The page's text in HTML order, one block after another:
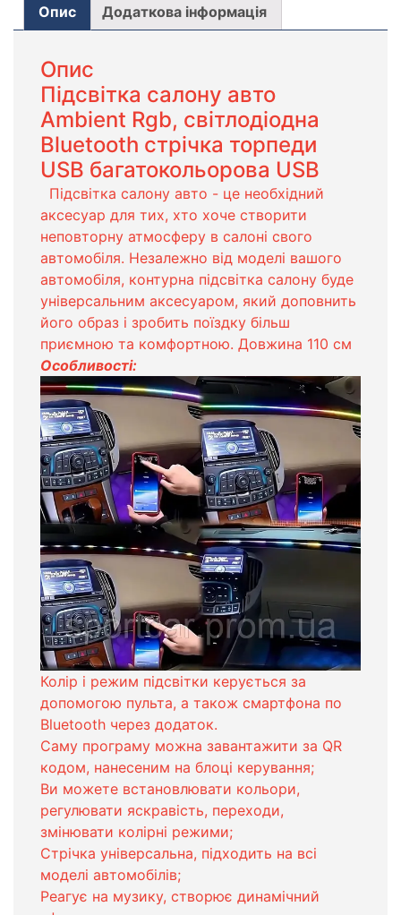
Опис Додаткова інформація
Опис
Підсвітка салону авто
Ambient Rgb, світлодіодна
Bluetooth стрічка торпеди
USB багатокольорова USB
Підсвітка салону авто - це необхідний
аксесуар для тих, хто хоче створити
неповторну атмосферу в салоні свого
автомобіля. Незалежно від моделі вашого
автомобіля, контурна підсвітка салону буде
універсальним аксесуаром, який доповнить
його образ і зробить поїздку більш
приємною та комфортною. Довжина 110 см
Особливості:
Колір і режим підсвітки керується за
допомогою пульта, а також смартфона по
Bluetooth через додаток.
Саму програму можна завантажити за QR
кодом, нанесеним на блоці керування;
Ви можете встановлювати кольори,
регулювати яскравість, переходи,
змінювати колірні режими;
Стрічка універсальна, підходить на всі
моделі автомобілів;
Реагує на музику, створює динамічний